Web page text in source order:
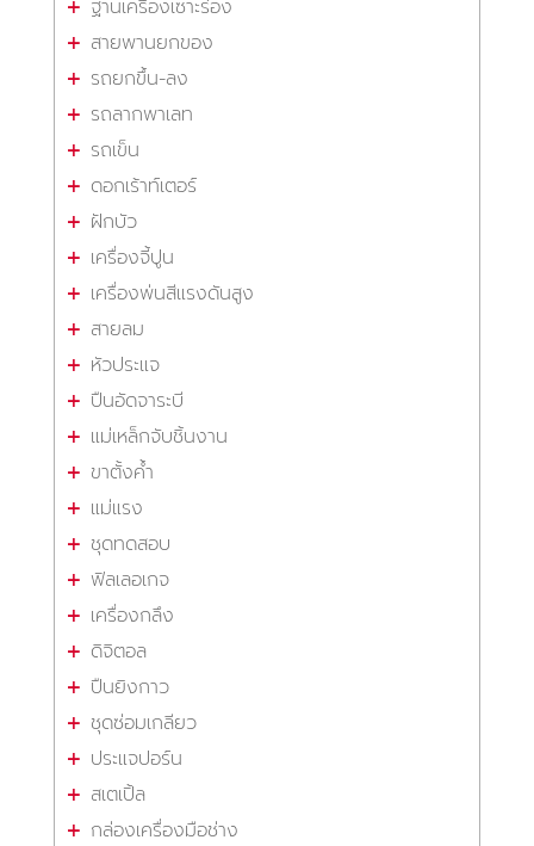
ฐานเครื่องเซาะร่อง
สายพานยกของ
รถยกขึ้น-ลง
รถลากพาเลท
รถเข็น
ดอกเร้าท์เตอร์
ฝักบัว
เครื่องจี้ปูน
เครื่องพ่นสีแรงดันสูง
สายลม
หัวประแจ
ปืนอัดจาระบี
แม่เหล็กจับชิ้นงาน
ขาตั้งค้ำ
แม่แรง
ชุดทดสอบ
ฟิลเลอเกจ
เครื่องกลึง
ดิจิตอล
ปืนยิงกาว
ชุดซ่อมเกลียว
ประแจปอร์น
สเตเปิ้ล
กล่องเครื่องมือช่าง